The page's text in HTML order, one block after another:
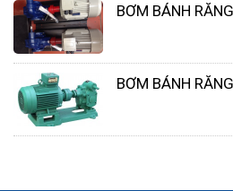
Địa chỉ bán máy
FTI chính hãng
Nhất Tâm Phát là nhà cung
bơm hóa chất chất lượng và
BƠM BÁNH
BƠM BÁNH